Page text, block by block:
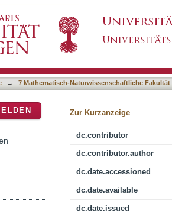
→ 7 Mathematisch-Naturwissenschaftliche Fakultät
Zur Kurzanzeige
dc.contributor
dc.contributor.author
dc.date.accessioned
dc.date.available
dc.date.issued